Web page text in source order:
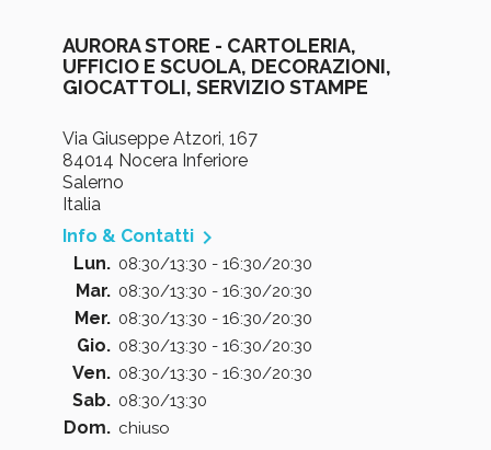
AURORA STORE - CARTOLERIA,
UFFICIO E SCUOLA, DECORAZIONI,
GIOCATTOLI, SERVIZIO STAMPE
Via Giuseppe Atzori, 167
84014 Nocera Inferiore
Salerno
Italia
Info & Contatti 
Lun. 08:30/13:30 - 16:30/20:30
Mar. 08:30/13:30 - 16:30/20:30
Mer. 08:30/13:30 - 16:30/20:30
Gio. 08:30/13:30 - 16:30/20:30
Ven. 08:30/13:30 - 16:30/20:30
Sab. 08:30/13:30
Dom. chiuso